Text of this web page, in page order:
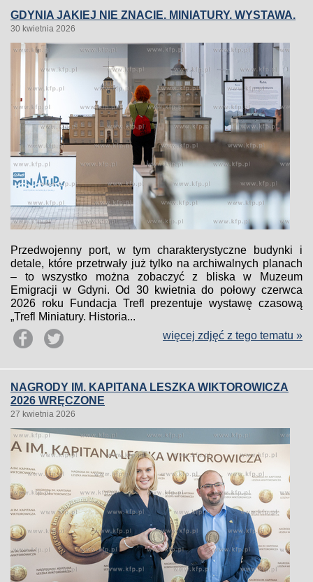
GDYNIA JAKIEJ NIE ZNACIE. MINIATURY. WYSTAWA.
30 kwietnia 2026
Przedwojenny port, w tym charakterystyczne budynki i
detale, które przetrwały już tylko na archiwalnych planach
– to wszystko można zobaczyć z bliska w Muzeum
Emigracji w Gdyni. Od 30 kwietnia do połowy czerwca
2026 roku Fundacja Trefl prezentuje wystawę czasową
„Trefl Miniatury. Historia...
więcej zdjęć z tego tematu »
NAGRODY IM. KAPITANA LESZKA WIKTOROWICZA
2026 WRĘCZONE
27 kwietnia 2026